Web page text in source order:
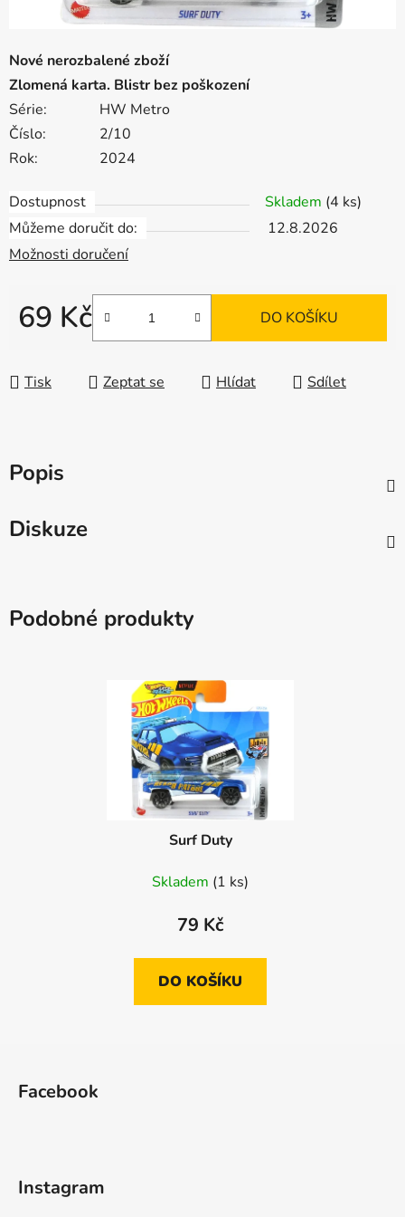
Nové nerozbalené zboží
Zlomená karta. Blistr bez poškození
Série:
HW Metro
Číslo:
2/10
Rok:
2024
Dostupnost Skladem (4 ks)
Můžeme doručit do:
12.8.2026
Možnosti doručení
69 Kč
Měrná cena:
DO KOŠÍKU
Tisk Zeptat se Hlídat Sdílet
Popis
Diskuze
Podobné produkty
Surf Duty
Skladem (1 ks)
79 Kč
DO KOŠÍKU
Facebook
Instagram